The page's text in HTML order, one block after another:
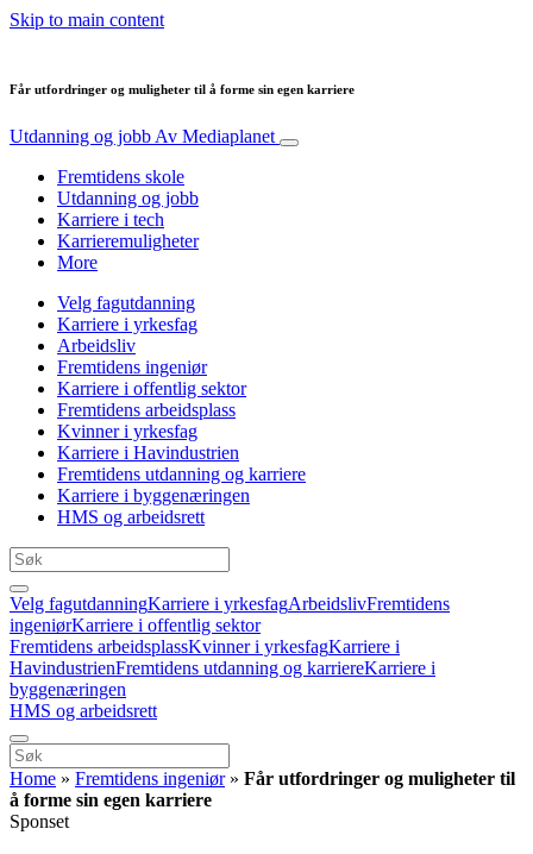
Skip to main content
Får utfordringer og muligheter til å forme sin egen karriere
Utdanning og jobb Av Mediaplanet
Fremtidens skole
Utdanning og jobb
Karriere i tech
Karrieremuligheter
More
Velg fagutdanning
Karriere i yrkesfag
Arbeidsliv
Fremtidens ingeniør
Karriere i offentlig sektor
Fremtidens arbeidsplass
Kvinner i yrkesfag
Karriere i Havindustrien
Fremtidens utdanning og karriere
Karriere i byggenæringen
HMS og arbeidsrett
Velg fagutdanningKarriere i yrkesfagArbeidslivFremtidens
ingeniørKarriere i offentlig sektor
Fremtidens arbeidsplassKvinner i yrkesfagKarriere i
HavindustrienFremtidens utdanning og karriereKarriere i
byggenæringen
HMS og arbeidsrett
Home » Fremtidens ingeniør» Får utfordringer og muligheter til
å forme sin egen karriere
Sponset